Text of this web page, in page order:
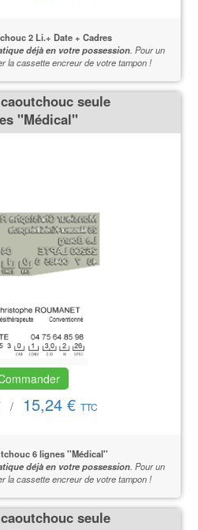
2 Li.+ Date + Cadres
déjà en votre possession. Pour un
la cassette encreur de votre tampon !
seule
''Médical''
/ 15,24 € TTC
6 lignes ''Médical''
déjà en votre possession. Pour un
la cassette encreur de votre tampon !
seule